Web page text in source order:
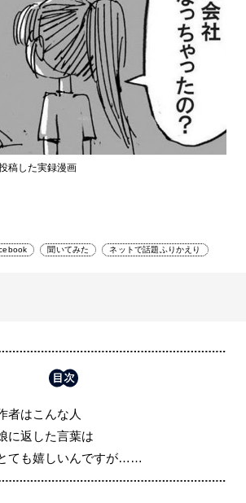
稿した実録漫画
聞いてみた ネットで話題ふりかえり
者はこんな人
に返した言葉は
ても嬉しいんですが……